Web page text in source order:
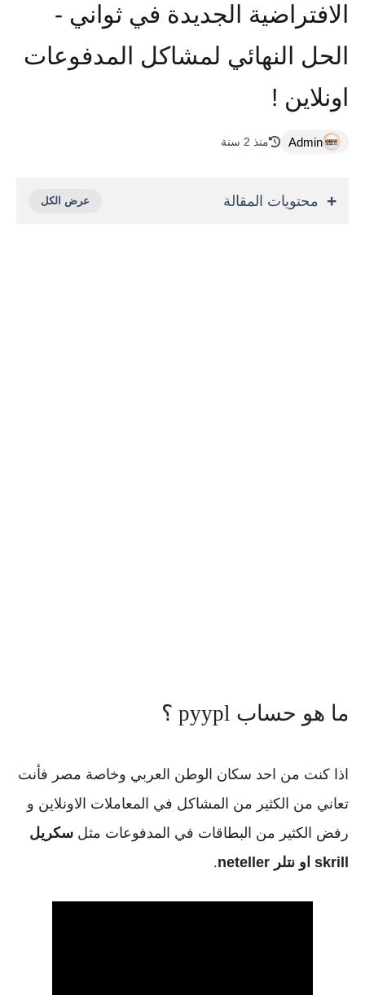
الافتراضية الجديدة في ثواني -
الحل النهائي لمشاكل المدفوعات
اونلاين !
Admin منذ 2 سنة
محتويات المقالة
ما هو حساب pyypl ؟
اذا كنت من احد سكان الوطن العربي وخاصة مصر فأنت
تعاني من الكثير من المشاكل في المعاملات الاونلاين و
رفض الكثير من البطاقات في المدفوعات مثل سكريل
skrill او نتلر
neteller
.